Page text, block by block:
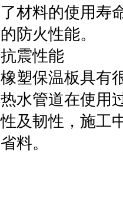
了材料的使用寿
的防火性能。
抗震性能
橡塑保温板具有
热水管道在使用
性及韧性，施工
省料。